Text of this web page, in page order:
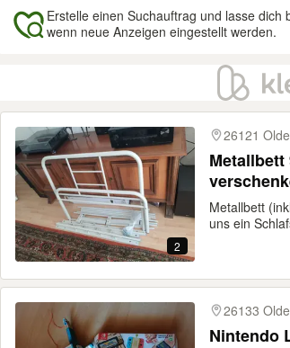
Erstelle einen Suchauftrag und lasse dich
wenn neue Anzeigen eingestellt werden.
Ergebnisse
2
26121
Metallbett
Metallbett
uns ein
26133
Nintendo